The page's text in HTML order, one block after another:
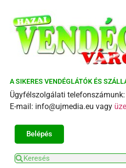
A SIKERES VENDÉGLÁTÓK ÉS
Ügyfélszolgálati
E-mail: info@ujmedia.eu vagy
Belépés